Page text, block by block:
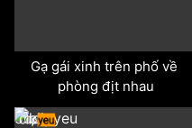
Gạ gái xinh trên phố về
phòng địt nhau
odd